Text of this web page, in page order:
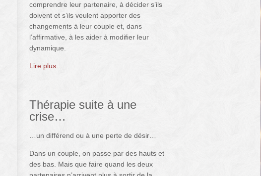
comprendre leur partenaire, à décider s’ils
doivent et s’ils veulent apporter des
changements à leur couple et, dans
l’affirmative, à les aider à modifier leur
dynamique.
Lire plus…
Thérapie suite à une
crise…
…un différend ou à une perte de désir…
Dans un couple, on passe par des hauts et
des bas. Mais que faire quand les deux